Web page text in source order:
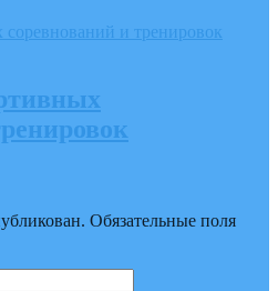
Обязательные поля